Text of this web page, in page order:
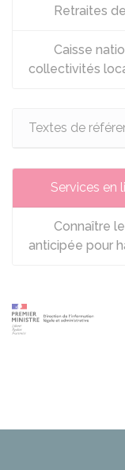
Retraites
Caisse
collectivités
Textes de
Services en
Connaître
anticipée pour